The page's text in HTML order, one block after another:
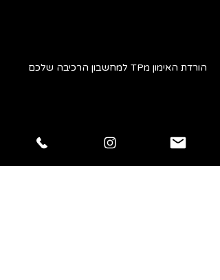
הורדת האימון מTP למחשבון הרכיבה שלכם